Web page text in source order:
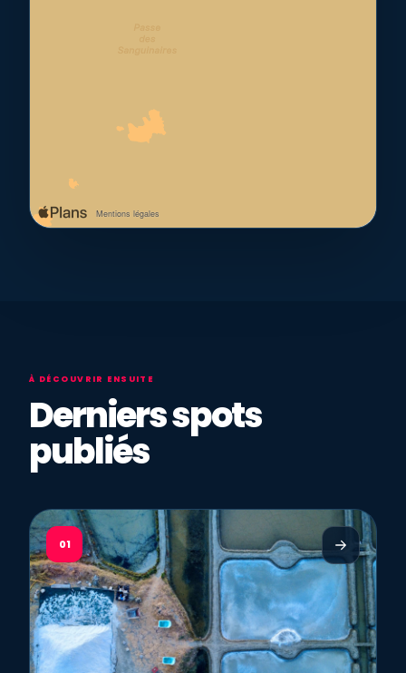
À DÉCOUVRIR ENSUITE
Derniers spots
publiés
01